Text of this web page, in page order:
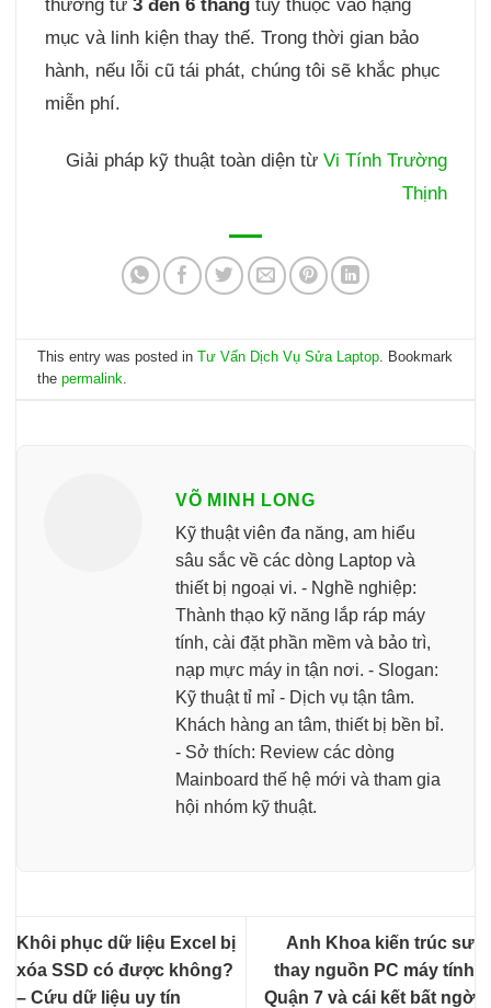
thường từ 3 đến 6 thángtùy thuộc vào hạng
mục và linh kiện thay thế. Trong thời gian bảo
hành, nếu lỗi cũ tái phát, chúng tôi sẽ khắc phục
miễn phí.
Giải pháp kỹ thuật toàn diện từ Vi Tính Trường
Thịnh
This entry was posted inTư Vấn Dịch Vụ Sửa Laptop. Bookmark
thepermalink.
VÕ MINH LONG
Kỹ thuật viên đa năng, am hiểu
sâu sắc về các dòng Laptop và
thiết bị ngoại vi. - Nghề nghiệp:
Thành thạo kỹ năng lắp ráp máy
tính, cài đặt phần mềm và bảo trì,
nạp mực máy in tận nơi. - Slogan:
Kỹ thuật tỉ mỉ - Dịch vụ tận tâm.
Khách hàng an tâm, thiết bị bền bỉ.
- Sở thích: Review các dòng
Mainboard thế hệ mới và tham gia
hội nhóm kỹ thuật.
Khôi phục dữ liệu Excel bị
xóa SSD có được không?
– Cứu dữ liệu uy tín
Anh Khoa kiến trúc sư
thay nguồn PC máy tính
Quận 7 và cái kết bất ngờ